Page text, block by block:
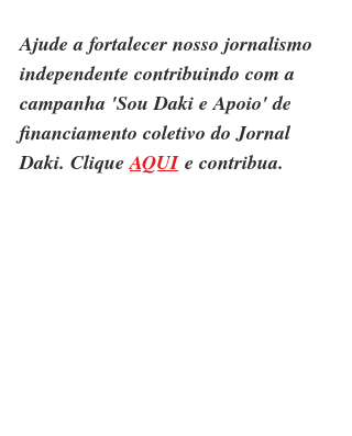
Ajude a fortalecer nosso jornalismo
independente contribuindo com a
campanha 'Sou Daki e Apoio' de
financiamento coletivo do Jornal
Daki. Clique AQUI e contribua.